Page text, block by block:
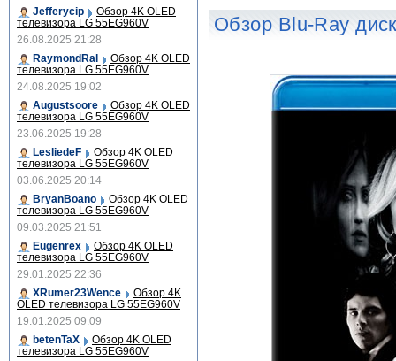
Обзор Blu-Ray
Jefferycip Обзор 4K OLED
телевизора LG 55EG960V
26.08.2025 21:28
RaymondRal
Обзор 4K OLED
телевизора LG 55EG960V
24.08.2025 19:02
Augustsoore
Обзор 4K OLED
телевизора LG 55EG960V
23.06.2025 19:28
LesliedeF
Обзор 4K OLED
телевизора LG 55EG960V
03.06.2025 20:14
BryanBoano
Обзор 4K OLED
телевизора LG 55EG960V
09.03.2025 21:51
Eugenrex
Обзор 4K OLED
телевизора LG 55EG960V
29.01.2025 22:36
XRumer23Wence
Обзор 4K
OLED телевизора LG 55EG960V
19.01.2025 09:09
betenTaX
Обзор 4K OLED
телевизора LG 55EG960V